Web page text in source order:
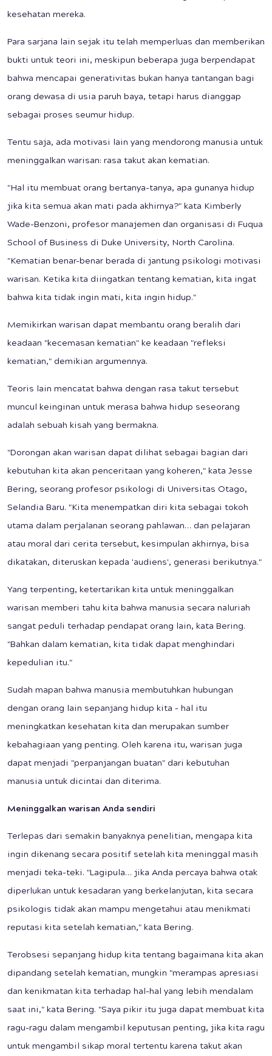
kesehatan mereka.
Para sarjana lain sejak itu telah memperluas dan memberikan
bukti untuk teori ini, meskipun beberapa juga berpendapat
bahwa mencapai generativitas bukan hanya tantangan bagi
orang dewasa di usia paruh baya, tetapi harus dianggap
sebagai proses seumur hidup.
Tentu saja, ada motivasi lain yang mendorong manusia untuk
meninggalkan warisan: rasa takut akan kematian.
"Hal itu membuat orang bertanya-tanya, apa gunanya hidup
jika kita semua akan mati pada akhirnya?" kata Kimberly
Wade-Benzoni, profesor manajemen dan organisasi di Fuqua
School of Business di Duke University, North Carolina.
"Kematian benar-benar berada di jantung psikologi motivasi
warisan. Ketika kita diingatkan tentang kematian, kita ingat
bahwa kita tidak ingin mati, kita ingin hidup."
Memikirkan warisan dapat membantu orang beralih dari
keadaan "kecemasan kematian" ke keadaan "refleksi
kematian," demikian argumennya.
Teoris lain mencatat bahwa dengan rasa takut tersebut
muncul keinginan untuk merasa bahwa hidup seseorang
adalah sebuah kisah yang bermakna.
"Dorongan akan warisan dapat dilihat sebagai bagian dari
kebutuhan kita akan penceritaan yang koheren," kata Jesse
Bering, seorang profesor psikologi di Universitas Otago,
Selandia Baru. "Kita menempatkan diri kita sebagai tokoh
utama dalam perjalanan seorang pahlawan… dan pelajaran
atau moral dari cerita tersebut, kesimpulan akhirnya, bisa
dikatakan, diteruskan kepada 'audiens', generasi berikutnya."
Yang terpenting, ketertarikan kita untuk meninggalkan
warisan memberi tahu kita bahwa manusia secara naluriah
sangat peduli terhadap pendapat orang lain, kata Bering.
"Bahkan dalam kematian, kita tidak dapat menghindari
kepedulian itu."
Sudah mapan bahwa manusia membutuhkan hubungan
dengan orang lain sepanjang hidup kita – hal itu
meningkatkan kesehatan kita dan merupakan sumber
kebahagiaan yang penting. Oleh karena itu, warisan juga
dapat menjadi "perpanjangan buatan" dari kebutuhan
manusia untuk dicintai dan diterima.
Meninggalkan warisan Anda sendiri
Terlepas dari semakin banyaknya penelitian, mengapa kita
ingin dikenang secara positif setelah kita meninggal masih
menjadi teka-teki. "Lagipula… jika Anda percaya bahwa otak
diperlukan untuk kesadaran yang berkelanjutan, kita secara
psikologis tidak akan mampu mengetahui atau menikmati
reputasi kita setelah kematian," kata Bering.
Terobsesi sepanjang hidup kita tentang bagaimana kita akan
dipandang setelah kematian, mungkin "merampas apresiasi
dan kenikmatan kita terhadap hal-hal yang lebih mendalam
saat ini," kata Bering. "Saya pikir itu juga dapat membuat kita
ragu-ragu dalam mengambil keputusan penting, jika kita ragu
untuk mengambil sikap moral tertentu karena takut akan